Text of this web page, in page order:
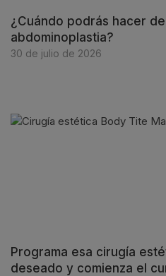
¿Cuándo podrás hacer
abdominoplastia?
30 de julio de 2026
Programa esa cirugía
deseado y comienza el